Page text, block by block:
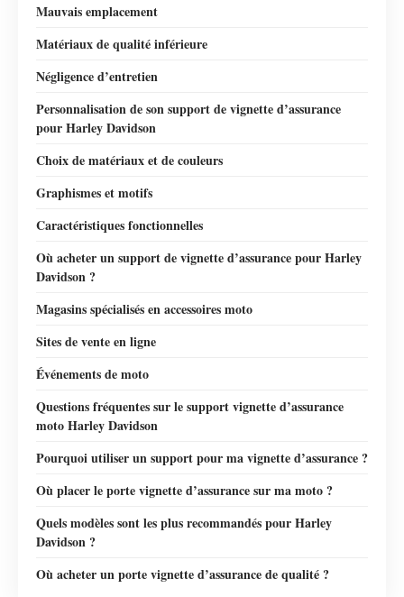
Mauvais emplacement
Matériaux de qualité inférieure
Négligence d’entretien
Personnalisation de son support de vignette d’assurance
pour Harley Davidson
Choix de matériaux et de couleurs
Graphismes et motifs
Caractéristiques fonctionnelles
Où acheter un support de vignette d’assurance pour Harley
Davidson ?
Magasins spécialisés en accessoires moto
Sites de vente en ligne
Événements de moto
Questions fréquentes sur le support vignette d’assurance
moto Harley Davidson
Pourquoi utiliser un support pour ma vignette d’assurance ?
Où placer le porte vignette d’assurance sur ma moto ?
Quels modèles sont les plus recommandés pour Harley
Davidson ?
Où acheter un porte vignette d’assurance de qualité ?